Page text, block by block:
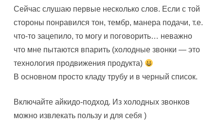
Сейчас слушаю первые несколько слов. Если с той
стороны понравился тон, тембр, манера подачи, т.е.
что-то зацепило, то могу и поговорить… неважно
что мне пытаются впарить (холодные звонки — это
технология продвижения продукта)
В основном просто кладу трубу и в черный список.
Включайте айкидо-подход. Из холодных звонков
можно извлекать пользу и для себя )